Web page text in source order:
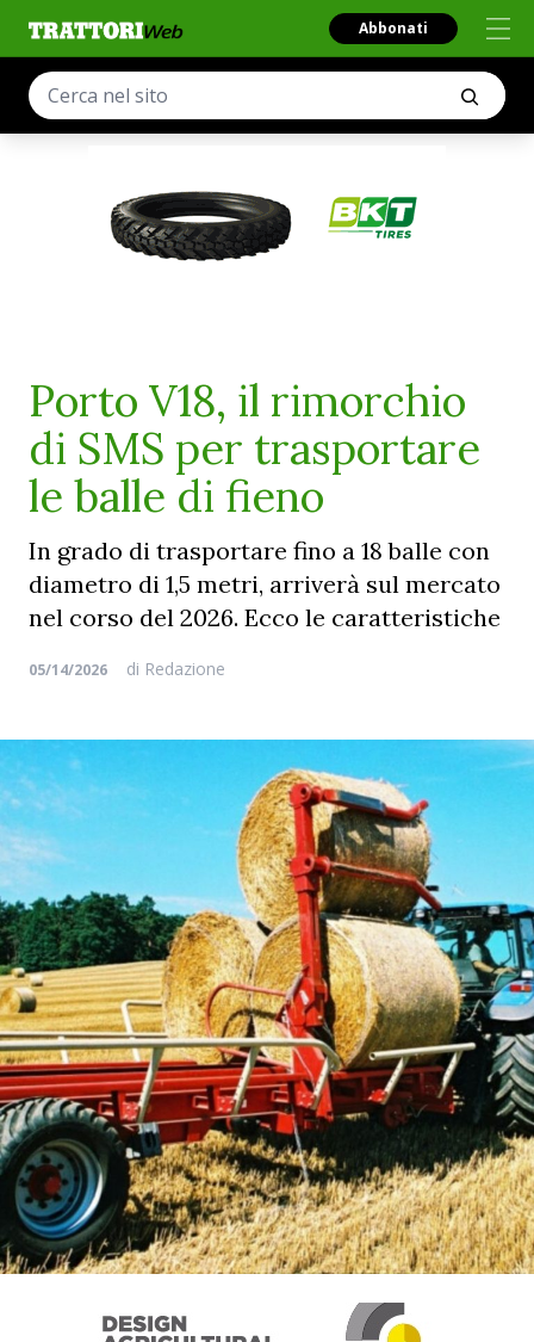
Abbonati
Porto V18, il rimorchio
di SMS per trasportare
le balle di fieno
In grado di trasportare fino a 18 balle con
diametro di 1,5 metri, arriverà sul mercato
nel corso del 2026. Ecco le caratteristiche
05/14/2026 di Redazione